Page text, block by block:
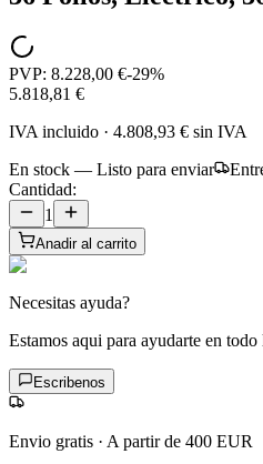
PVP: 8.228,00 €-29%
5.818,81 €
IVA incluido · 4.808,93 € sin IVA
En stock — Listo para enviar
Cantidad:
1
Anadir al carrito
Necesitas ayuda?
Estamos aqui para ayudarte en todo
Escribenos
Envio gratis · A partir de 400 EUR